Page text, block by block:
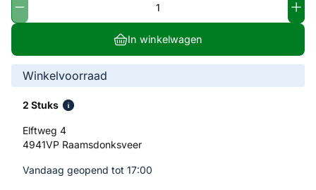
In winkelwagen
Winkelvoorraad
2 Stuks
Elftweg 4
4941VP Raamsdonksveer
Vandaag geopend tot 17:00